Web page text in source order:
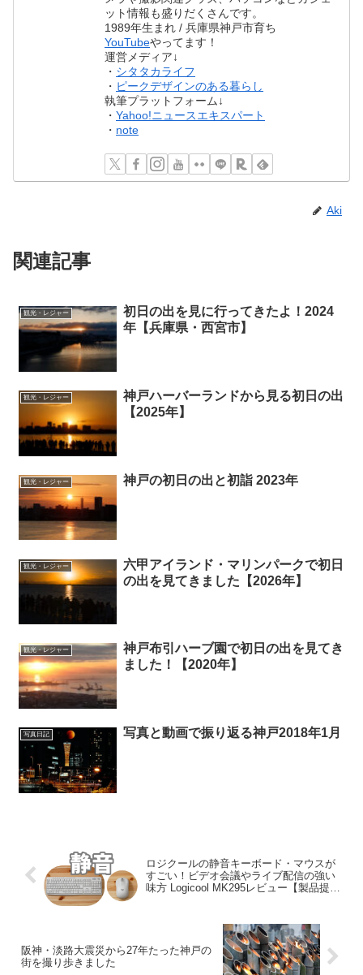
ット情報も盛りだくさんです。
1989年生まれ / 兵庫県神戸市育ち
YouTubeやってます！
運営メディア↓
・ シタタカライフ
・ ピークデザインのある暮らし
執筆プラットフォーム↓
・Yahoo!ニュースエキスパート
・ note
Aki
関連記事
観光・レジャー
初日の出を見に行ってきたよ！2024
年【兵庫県・西宮市】
観光・レジャー
神戸ハーバーランドから見る初日の出
【2025年】
観光・レジャー 神戸の初日の出と初詣 2023年
観光・レジャー
六甲アイランド・マリンパークで初日
の出を見てきました【2026年】
観光・レジャー
神戸布引ハーブ園で初日の出を見てき
ました！【2020年】
写真日記 写真と動画で振り返る神戸2018年1月
ロジクールの静音キーボード・マウスが
すごい！ビデオ会議やライブ配信の強い
味方 Logicool MK295レビュー【製品提
阪神・淡路大震災から27年たった神戸の
街を撮り歩きました